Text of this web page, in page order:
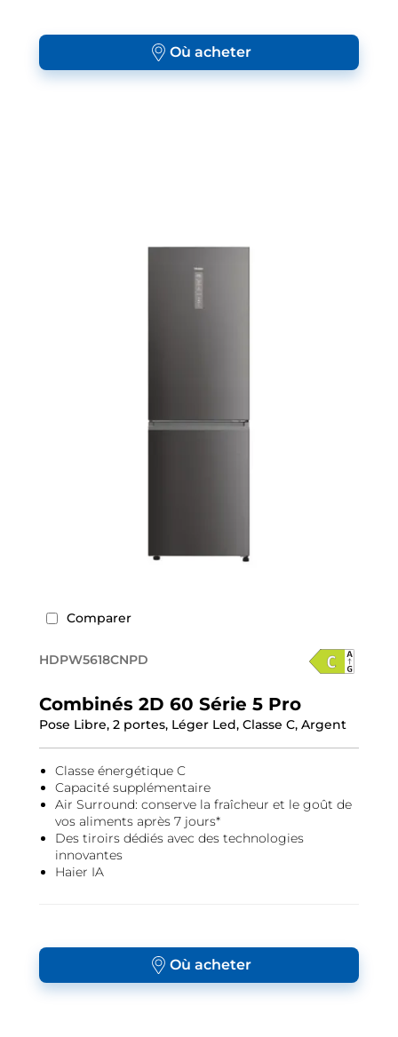
Où acheter
Comparer
HDPW5618CNPD
Combinés 2D 60 Série 5 Pro
Pose Libre, 2 portes, Léger Led, Classe C, Argent
Classe énergétique C
Capacité supplémentaire
Air Surround: conserve la fraîcheur et le goût de
vos aliments après 7 jours*
Des tiroirs dédiés avec des technologies
innovantes
Haier IA
Où acheter